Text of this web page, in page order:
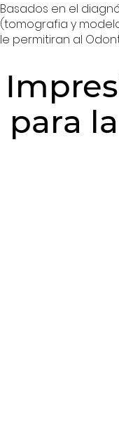
Basados en el
(tomografia y
le permitiran al
para